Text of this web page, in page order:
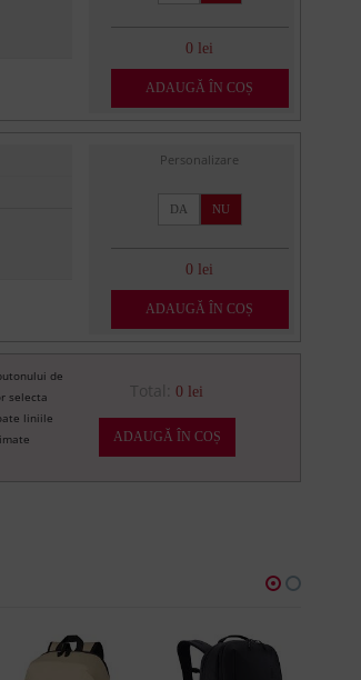
0 lei
ADAUGĂ ÎN COȘ
Personalizare
DA NU
0 lei
ADAUGĂ ÎN COȘ
de
selecta
liniile
Total:0 lei
ADAUGĂ ÎN COȘ